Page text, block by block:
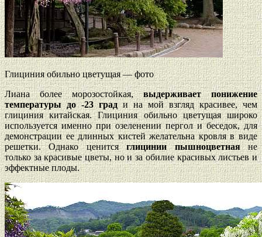
Глициния обильно цветущая — фото
Лиана более морозостойкая,выдерживает понижение
температуры до -23 гради на мой взгляд красивее, чем
глициния китайская. Глициния обильно цветущая широко
используется именно при озеленении пергол и беседок, для
демонстрации ее длинных кистей желательна кровля в виде
решетки. Однако ценитсяглицинии пышноцветнаяне
только за красивые цветы, но и за обилие красивых листьев и
эффектные плоды.